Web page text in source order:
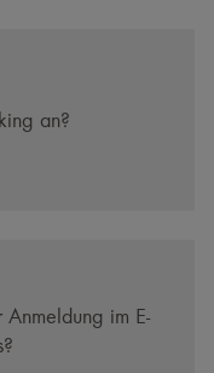
an?
im E-